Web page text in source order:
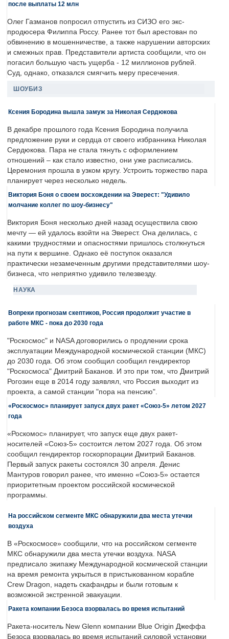
после выплаты 12 млн
Олег Газманов попросил отпустить из СИЗО его экс-
продюсера Филиппа Россу. Ранее тот был арестован по
обвинению в мошенничестве, а также нарушении авторских
и смежных прав. Представители артиста сообщили, что он
погасил большую часть ущерба - 12 миллионов рублей.
Суд, однако, отказался смягчить меру пресечения.
ШОУБИЗ
Ксения Бородина вышла замуж за Николая Сердюкова
В декабре прошлого года Ксения Бородина получила
предложение руки и сердца от своего избранника Николая
Сердюкова. Пара не стала тянуть с оформлением
отношений – как стало известно, они уже расписались.
Церемония прошла в узком кругу. Устроить торжество пара
планирует через несколько недель.
Виктория Боня о своем восхождении на Эверест: "Удивило
молчание коллег по шоу-бизнесу"
Виктория Боня несколько дней назад осуществила свою
мечту — ей удалось взойти на Эверест. Она делилась, с
какими трудностями и опасностями пришлось столкнуться
на пути к вершине. Однако её поступок оказался
практически незамеченным другими представителями шоу-
бизнеса, что неприятно удивило телезвезду.
НАУКА
Вопреки прогнозам скептиков, Россия продолжит участие в
работе МКС - пока до 2030 года
"Роскосмос" и NASA договорились о продлении срока
эксплуатации Международной космической станции (МКС)
до 2030 года. Об этом сообщил сообщил гендиректор
"Роскосмоса" Дмитрий Баканов. И это при том, что Дмитрий
Рогозин еще в 2014 году заявлял, что Россия выходит из
проекта, а самой станции "пора на пенсию".
«Роскосмос» планирует запуск двух ракет «Союз-5» летом 2027
года
«Роскомос» планирует, что запуск еще двух ракет-
носителей «Союз-5» состоится летом 2027 года. Об этом
сообщил гендиректор госкорпорации Дмитрий Баканов.
Первый запуск ракеты состоялся 30 апреля. Денис
Мантуров говорил ранее, что именно «Союз-5» остается
приоритетным проектом российской космической
программы.
На российском сегменте МКС обнаружили два места утечки
воздуха
В «Роскосмосе» сообщили, что на российском сегменте
МКС обнаружили два места утечки воздуха. NASA
предписало экипажу Международной космической станции
на время ремонта укрыться в пристыкованном корабле
Crew Dragon, надеть скафандры и были готовым к
возможной экстренной эвакуации.
Ракета компании Безоса взорвалась во время испытаний
Ракета-носитель New Glenn компании Blue Origin Джеффа
Безоса взорвалась во время испытаний силовой установки